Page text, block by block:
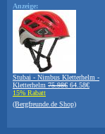
Anzeige:
Stubai - Nimbus Kletterhelm -
Kletterhelm 75.98€ 64.58€
15% Rabatt
(Bergfreunde.de Shop)